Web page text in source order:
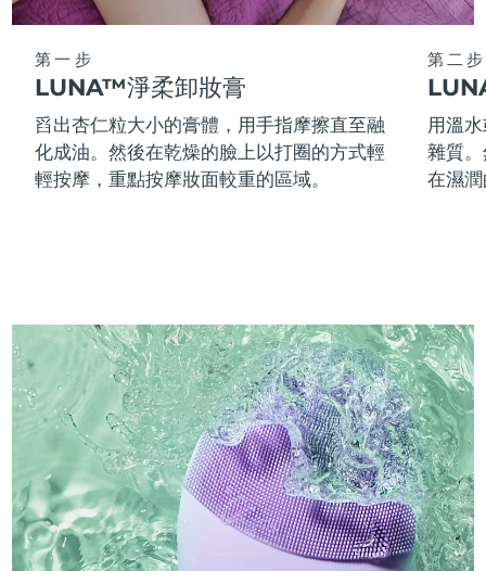
第一步
LUNA™淨柔卸妝膏
舀出杏仁粒大小的膏體，用手指摩擦直至融
化成油。然後在乾燥的臉上以打圈的方式輕
輕按摩，重點按摩妝面較重的區域。
第二步
用溫
雜質
在濕